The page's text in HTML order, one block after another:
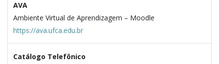
AVA
Ambiente Virtual de Aprendizagem – Moodle
https://ava.ufca.edu.br
Catálogo Telefônico